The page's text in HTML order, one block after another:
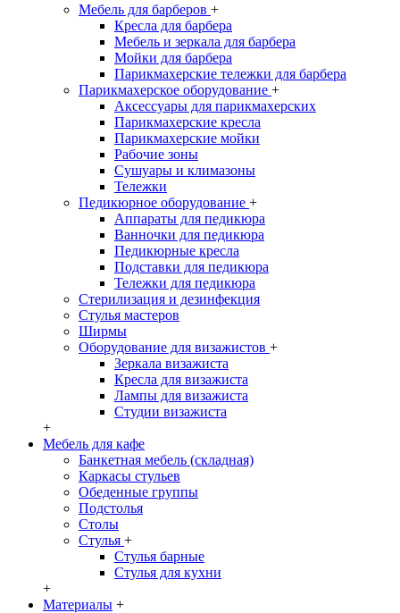
Мебель для барберов +
Кресла для барбера
Мебель и зеркала для барбера
Мойки для барбера
Парикмахерские тележки для барбера
Парикмахерское оборудование +
Аксессуары для парикмахерских
Парикмахерские кресла
Парикмахерские мойки
Рабочие зоны
Сушуары и климазоны
Тележки
Педикюрное оборудование +
Аппараты для педикюра
Ванночки для педикюра
Педикюрные кресла
Подставки для педикюра
Тележки для педикюра
Стерилизация и дезинфекция
Стулья мастеров
Ширмы
Оборудование для визажистов +
Зеркала визажиста
Кресла для визажиста
Лампы для визажиста
Студии визажиста
+
Мебель для кафе
Банкетная мебель (складная)
Каркасы стульев
Обеденные группы
Подстолья
Столы
Стулья +
Стулья барные
Стулья для кухни
+
Материалы +